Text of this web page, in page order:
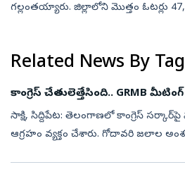
గల్లంతయ్యారు. జిల్లాలోని మొత్తం ఓటర్లు 47,36,669 మందిలో 9,95,315
Related News By
కాంగ్రెస్ చేతులెత్తేసింది.. GRMB
సాక్షి, సిద్దిపేట: తెలంగాణలో కాంగ్రెస్‌
ఆగ్రహం వ్యక్తం చేశారు. గోదావరి జలాల అంశంపై కాంగ్రెస్ ప్రభుత్వ తీరును